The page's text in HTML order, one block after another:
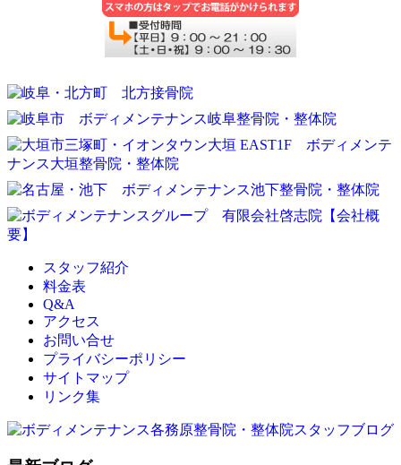
スタッフ紹介
料金表
Q&A
アクセス
お問い合せ
プライバシーポリシー
サイトマップ
リンク集